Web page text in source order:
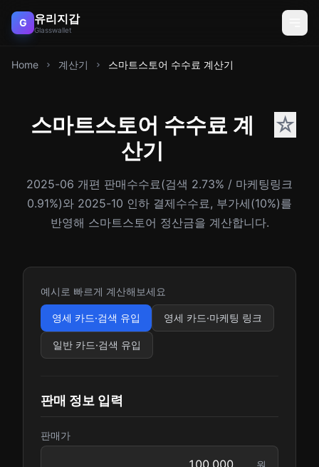
G 유리지갑
Glasswallet
Home 계산기 스마트스토어 수수료 계산기
스마트스토어 수수료 계
산기
☆
2025-06 개편 판매수수료(검색 2.73% / 마케팅링크
0.91%)와 2025-10 인하 결제수수료, 부가세(10%)를
반영해 스마트스토어 정산금을 계산합니다.
예시로 빠르게 계산해보세요
영세 카드·검색 유입 영세 카드·마케팅 링크
일반 카드·검색 유입
판매 정보 입력
판매가
원